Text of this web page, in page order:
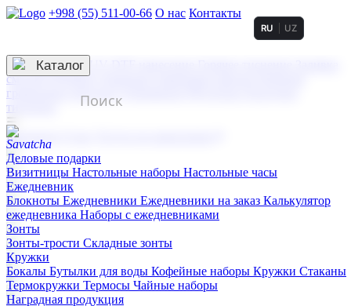
+998 (55) 511-00-66 О нас Контакты
3D гравировка
смолой (Doming)
гравировка твердая
тиснение
RU UZ
☰
Контакты
Каталог
Деловые подарки
Визитницы Настольные наборы Настольные часы
Ежедневник
Блокноты Ежедневники Ежедневники на заказ Калькулятор
ежедневника Наборы с ежедневниками
Зонты
Зонты-трости Складные зонты
Кружки
Бокалы Бутылки для воды Кофейные наборы Кружки Стаканы
Термокружки Термосы Чайные наборы
Наградная продукция